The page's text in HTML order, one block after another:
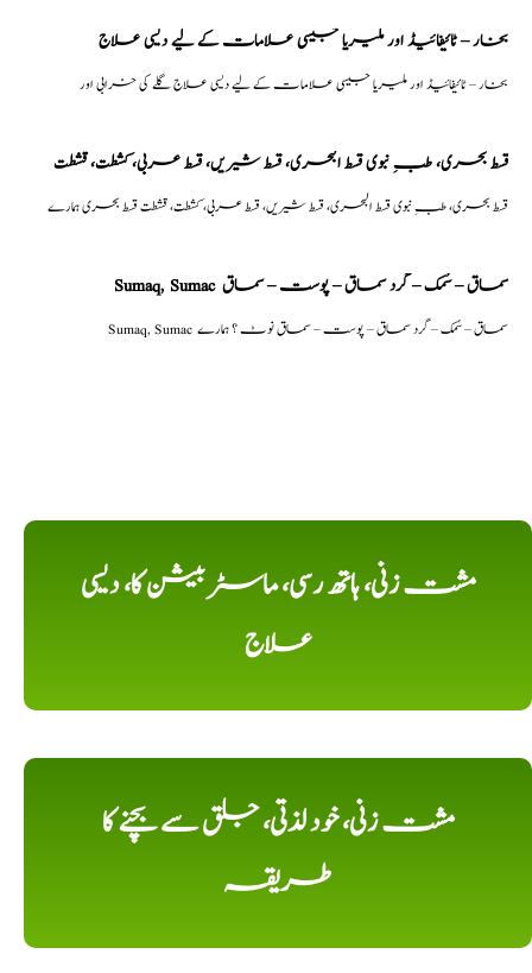
بخار – ٹائیفائیڈ اور ملیریا جیسی علامات کے لیے دیسی علاج
بخار – ٹائیفائیڈ اور ملیریا جیسی علامات کے لیے دیسی علاج گلے کی خرابی اور
قسط بحری، طبِ نبوی قسط البحری، قسط شیریں، قسط عربی، كشطت، قشطت
قسط بحری، طبِ نبوی قسط البحری، قسط شیریں، قسط عربی، كشطت، قشطت قسط بحری ہمارے
Sumaq, Sumac سماق – سُمک – گرد سماق – پوست – سماق
Sumaq, Sumac سماق – سُمک – گرد سماق – پوست – سماق نوٹ ؟ ہمارے
مشت زنی، ہاتھ رسی، ماسٹر بیشن کا، دیسی
علاج
مشت زنی، خود لذتی، جلق سے بچنے کا
طریقہ